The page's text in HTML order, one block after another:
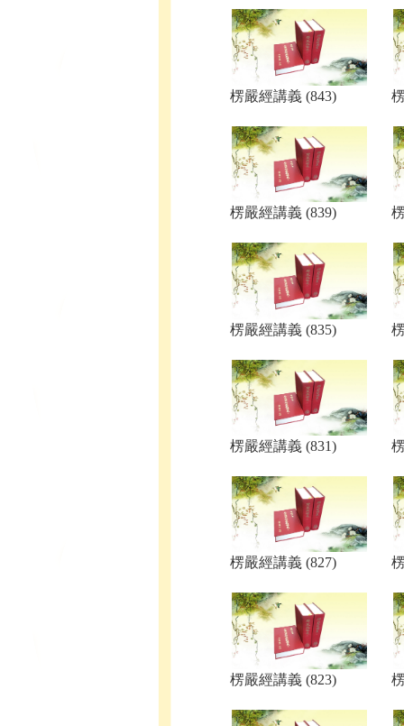
楞嚴經講義 (843)
楞嚴經講義 (839)
楞嚴經講義 (835)
楞嚴經講義 (831)
楞嚴經講義 (827)
楞嚴經講義 (823)